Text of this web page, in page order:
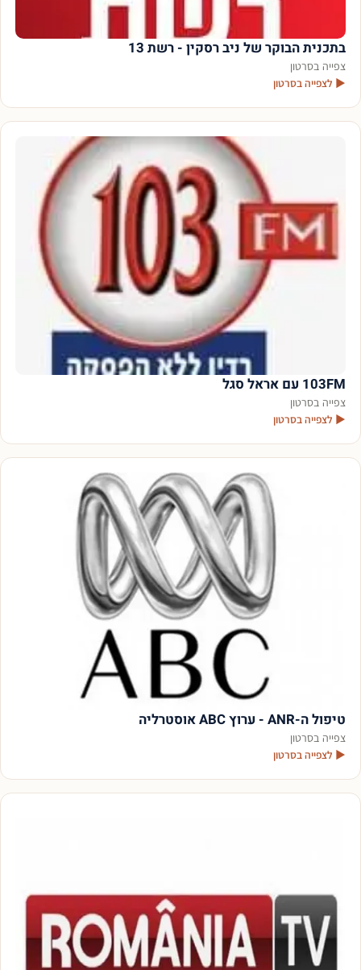
בתכנית הבוקר של ניב רסקין - רשת 13
צפייה בסרטון
▶ לצפייה בסרטון
103FM עם אראל סגל
צפייה בסרטון
▶ לצפייה בסרטון
טיפול ה-ANR - ערוץ ABC אוסטרליה
צפייה בסרטון
▶ לצפייה בסרטון